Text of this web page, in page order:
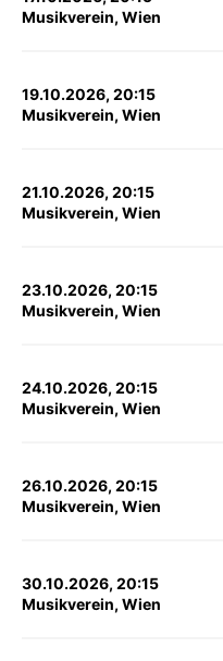
Musikverein, Wien
19.10.2026, 20:15
Musikverein, Wien
21.10.2026, 20:15
Musikverein, Wien
23.10.2026, 20:15
Musikverein, Wien
24.10.2026, 20:15
Musikverein, Wien
26.10.2026, 20:15
Musikverein, Wien
30.10.2026, 20:15
Musikverein, Wien